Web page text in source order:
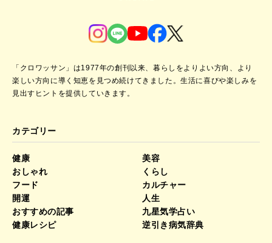
「クロワッサン」は1977年の創刊以来、暮らしをよりよい方向、より
楽しい方向に導く知恵を見つめ続けてきました。生活に喜びや楽しみを
見出すヒントを提供していきます。
カテゴリー
健康
美容
おしゃれ
くらし
フード
カルチャー
開運
人生
おすすめの記事
九星気学占い
健康レシピ
逆引き病気辞典